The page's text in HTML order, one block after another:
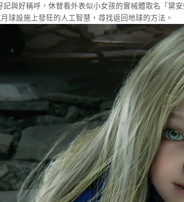
記與好稱呼，休替看外表似小女孩的實械體取名「黛
球設施上發狂的人工智慧，尋找返回地球的方法。